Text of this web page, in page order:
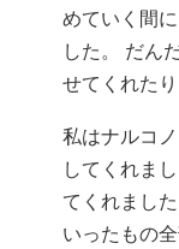
めていく間
した。 だん
せてくれた
私はナルコ
してくれま
てくれまし
いったもの